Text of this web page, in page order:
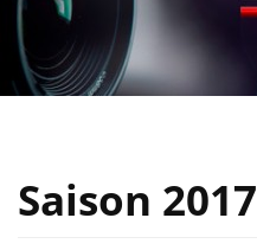
Saison 2017